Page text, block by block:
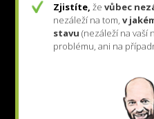
Zjistíte, ževůbec
nezáleží na tom, v
stavu(nezáleží na vaší
problému, ani na